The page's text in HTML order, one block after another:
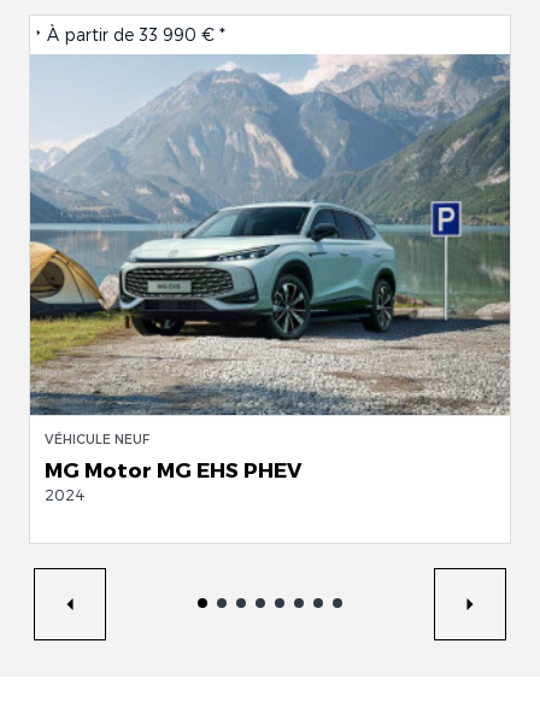
À partir de 33 990 € *
VÉHICULE NEUF
MG Motor MG EHS PHEV
2024